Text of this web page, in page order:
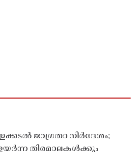
ജാഗ്രതാ നിർദേശം;
ഉയർന്ന തിരമാലകൾക്കും